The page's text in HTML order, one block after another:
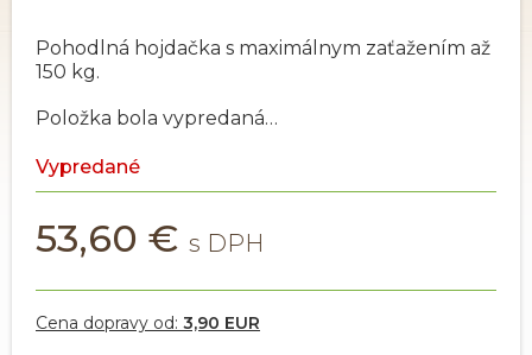
Vypredané
53,60 €
Položka bola vypredaná…
Pohodlná hojdačka s maximálnym zaťažením až
150 kg.
Cena dopravy od: 3,90 EUR